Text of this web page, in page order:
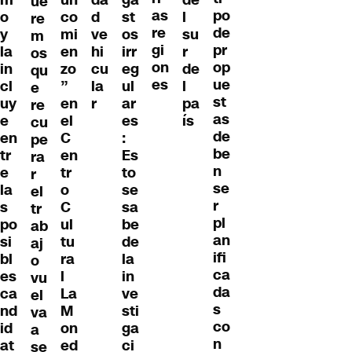
o
y
la
in
cl
uy
e
en
tr
e
la
s
po
si
bl
es
ca
nd
id
at
re
m
os
qu
e
re
cu
pe
ra
r
el
tr
ab
aj
o
vu
el
va
a
se
co
mi
en
zo
”
en
el
C
en
tr
o
C
ul
tu
ra
l
La
M
on
ed
d
ve
hi
cu
la
r
st
os
irr
eg
ul
ar
es
:
Es
to
se
sa
be
de
la
in
ve
sti
ga
ci
as
re
gi
on
es
l
su
r
de
l
pa
ís
po
de
pr
op
ue
st
as
de
be
n
se
r
pl
an
ifi
ca
da
s
co
n